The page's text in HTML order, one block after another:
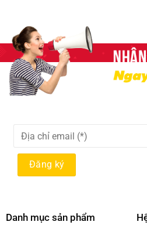
Danh mục sản phẩm